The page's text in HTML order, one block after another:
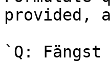
provided,
`Q: Fängst